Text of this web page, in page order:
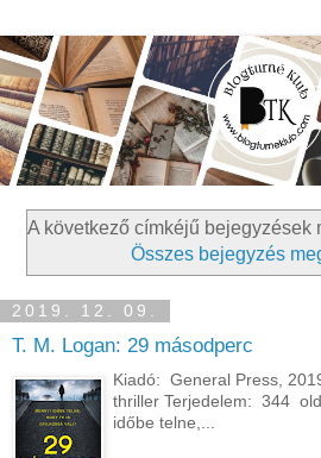
A következő címkéjű bejegyzések
Összes bejegyzés
2019. 12. 09.
T. M. Logan: 29 ​másodperc
Kiadó: General Press,
thriller Terjedelem: 344
időbe telne,...